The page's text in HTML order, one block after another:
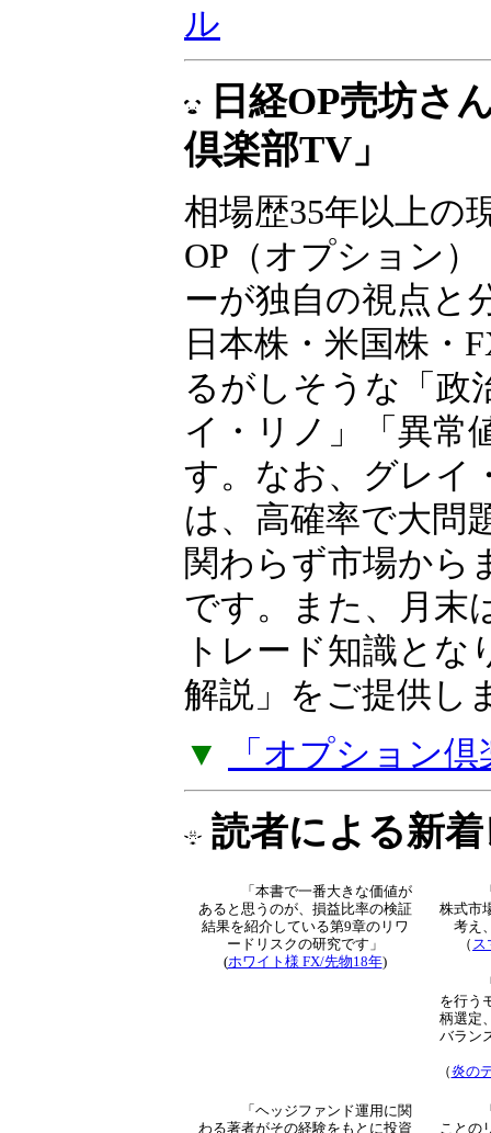
ル
日経OP売坊さ
倶楽部TV」
相場歴35年以上の
OP（オプション
ーが独自の視点と
日本株・米国株・
るがしそうな「政
イ・リノ」「異常
す。なお、グレイ
は、高確率で大問
関わらず市場から
です。また、月末
トレード知識と
解説」をご提供し
▼
「オプション
読者による新
「本書で一番大きな価値が
あると思うのが、損益比率
の検証結果を紹介している
第9章のリワードリスクの
研究です」
を行う
柄選定
「ヘッジファンド運用に関